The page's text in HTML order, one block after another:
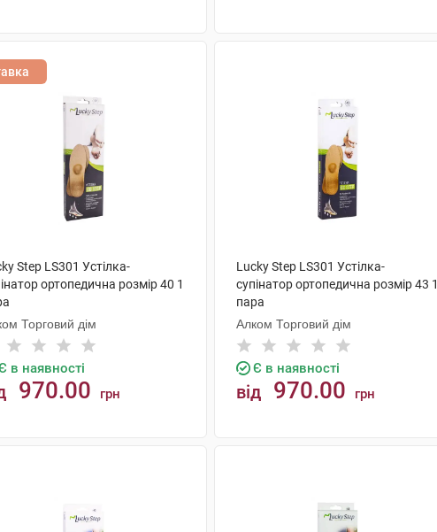
Step LS301 Устілка-
ортопедична розмір 40 1
Торговий дім
в наявності
970.00 грн
Lucky Step LS301 Устілка-
супінатор ортопедична розмір 43 1
пара
Алком Торговий дім
Є в наявності
від 970.00 грн